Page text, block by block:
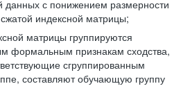
данных с понижением размерности
индексной матрицы;
матрицы группируются
формальным признакам сходства,
сгруппированным
составляют обучающую группу